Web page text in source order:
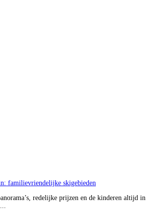
familievriendelijke skigebieden
redelijke prijzen en de kinderen altijd in